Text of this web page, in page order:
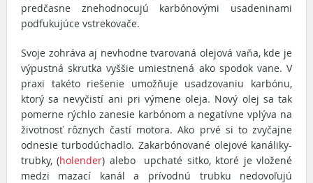
predčasne znehodnocujú karbónovými usadeninami
podfukujúce vstrekovače.
Svoje zohráva aj nevhodne tvarovaná olejová vaňa, kde je
výpustná skrutka vyššie umiestnená ako spodok vane. V
praxi takéto riešenie umožňuje usadzovaniu karbónu,
ktorý sa nevyčistí ani pri výmene oleja. Nový olej sa tak
pomerne rýchlo zanesie karbónom a negatívne vplýva na
životnosť rôznych častí motora. Ako prvé si to zvyčajne
odnesie turbodúchadlo. Zakarbónované olejové kanáliky-
trubky, (holender) alebo upchaté sitko, ktoré je vložené
medzi mazací kanál a prívodnú trubku nedovoľujú